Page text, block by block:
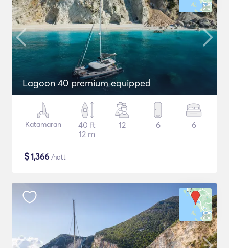
Lagoon 40 premium equipped
Katamaran
40 ft
12 m
12 6 6
$1,366 /natt